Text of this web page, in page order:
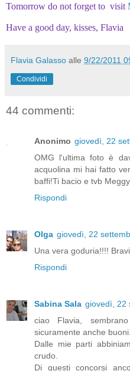
Tomorrow do not forget to visit
Have a good day, kisses, Flavia
Flavia Galasso alle 9/22/2011
Condividi
44 commenti:
Anonimo giovedì, 22
OMG l'ultima foto è
acquolina mi hai fatto
baffi!Ti bacio e tvb Meggy
Rispondi
Olga giovedì, 22
Una vera goduria!!!!
Rispondi
Sabina Sala giovedì, 22
ciao Flavia,
sicuramente anche buoni.
Dalle mie parti
crudo.
Di questi concorsi